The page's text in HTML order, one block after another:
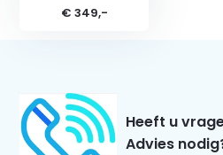
€ 349,-
Heeft u
Advies